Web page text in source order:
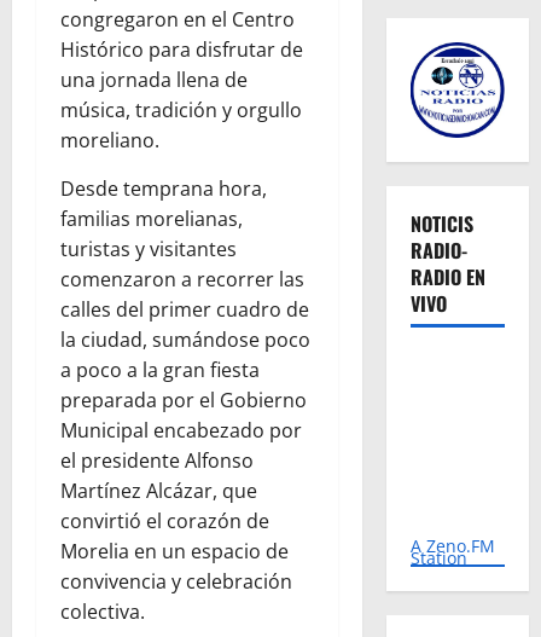
congregaron en el Centro
Histórico para disfrutar de
una jornada llena de
música, tradición y orgullo
moreliano.
Desde temprana hora,
familias morelianas,
turistas y visitantes
comenzaron a recorrer las
calles del primer cuadro de
la ciudad, sumándose poco
a poco a la gran fiesta
preparada por el Gobierno
Municipal encabezado por
el presidente Alfonso
Martínez Alcázar, que
convirtió el corazón de
Morelia en un espacio de
convivencia y celebración
colectiva.
NOTICIS
RADIO-
RADIO EN
VIVO
A Zeno.FM
Station